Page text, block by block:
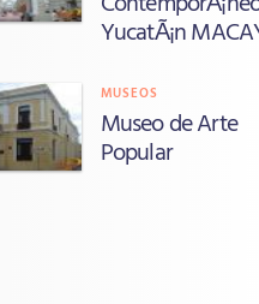
YucatÃ¡n
MUSEOS
Museo de Arte
Popular